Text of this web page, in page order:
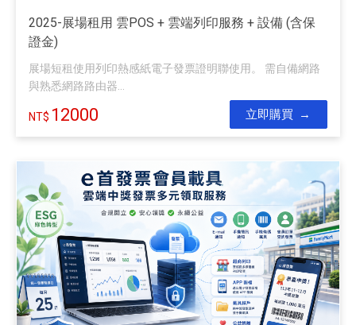
2025-展場租用 雲POS + 雲端列印服務 + 設備 (含保
證金)
展場短租使用列印熱感紙電子發票證明聯使用。 需自備網路
與熟悉網路路由器...
12000 立即購買